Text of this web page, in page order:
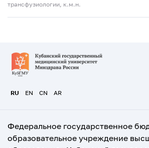
трансфузиологии, к.м.н.
RU EN CN AR
Федеральное государственное
образовательное учреждение